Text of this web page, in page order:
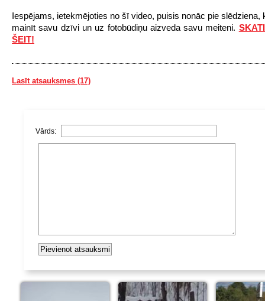
Iespējams, ietekmējoties no šī video, puisis nonāc pie slēdziena,
mainīt savu dzīvi un uz fotobūdiņu aizveda savu meiteni.
ŠEIT!
Lasīt atsauksmes (17)
Vārds: